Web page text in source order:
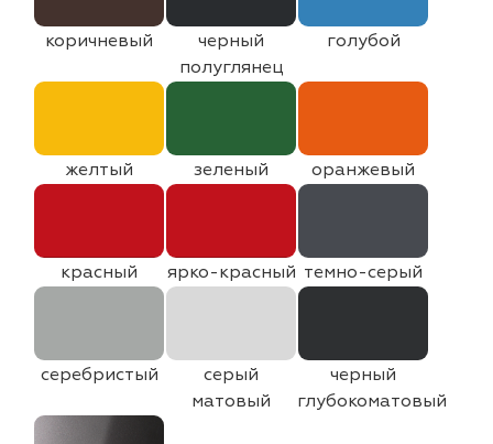
коричневый
черный
полуглянец
голубой
желтый зеленый оранжевый
красный ярко-красный темно-серый
серебристый
серый
матовый
черный
глубокоматовый